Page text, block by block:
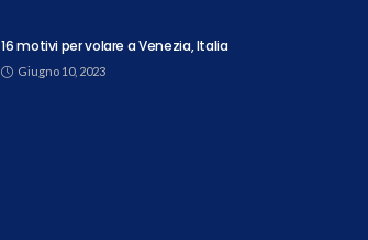
16 motivi per volare a Venezia, Italia
Giugno 10, 2023